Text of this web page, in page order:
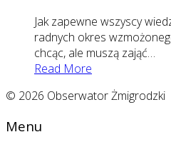
Jak zapewne wszyscy
radnych okres
chcąc, ale muszą zająć…
Read More
© 2026 Obserwator Żmigrodzki
Menu